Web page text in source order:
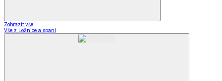
Zobrazit vše
Vše z Ložnice a spaní